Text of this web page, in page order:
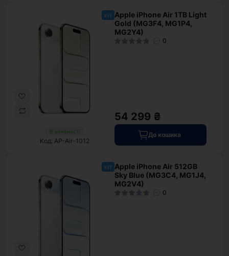
хіт
В наявності
Код: AP-Air-1012
Apple iPhone Air 1TB Light
Gold (MG3F4, MG1P4,
MG2Y4)
0
54 299 ₴
До кошика
хіт Apple iPhone Air 512GB
Sky Blue (MG3C4, MG1J4,
MG2V4)
0